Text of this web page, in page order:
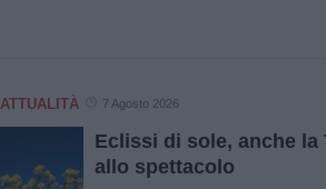
ATTUALITÀ 7 Agosto 2026
Eclissi di sole, anche la
allo spettacolo